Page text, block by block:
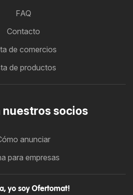
FAQ
Contacto
de comercios
de productos
nuestros socios
anunciar
para empresas
yo soy Ofertomat!